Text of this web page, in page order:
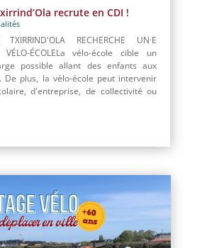
recrute en CDI !
TXIRRIND'OLA RECHERCHE UN·E
VÉLO-ÉCOLELa vélo-école cible un
possible allant des enfants aux
De plus, la vélo-école peut intervenir
d'entreprise, de collectivité ou